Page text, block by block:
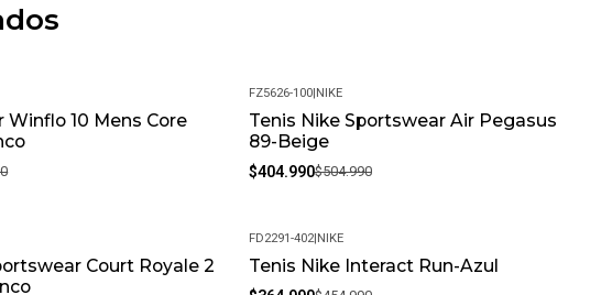
Winflo 10 Mens Core
-20%
FZ5626-100|NIKE
Tenis Nike Sportswear Air Pegasus
89-Beige
$404.990$504.990
Court Royale 2
-20%
FD2291-402|NIKE
Tenis Nike Interact Run-Azul